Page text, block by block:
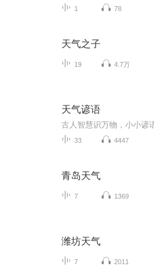
1 78
天气之子
19 4.7万
天气谚语
33 4447
青岛天气
7 1369
潍坊天气
7 2011